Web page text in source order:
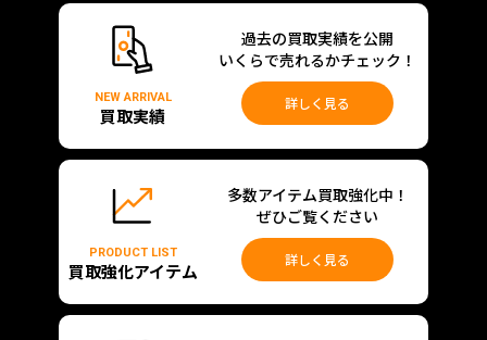
NEW ARRIVAL
買取実績
過去の買取実績を公開
いくらで売れるかチェック！
詳しく見る
PRODUCT LIST
買取強化アイテム
多数アイテム買取強化中！
ぜひご覧ください
詳しく見る